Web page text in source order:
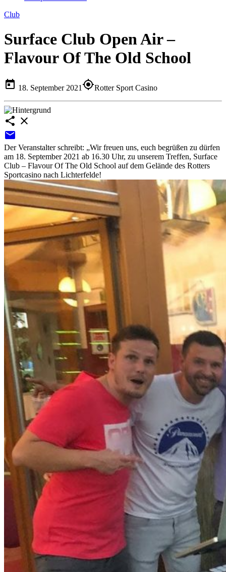
Club
Surface Club Open Air –
Flavour Of The Old School
today 18. September 2021 my_locationRotter Sport Casino
share close
email
Der Veranstalter schreibt: „Wir freuen uns, euch begrüßen zu dürfen
am 18. September 2021 ab 16.30 Uhr, zu unserem Treffen, Surface
Club – Flavour Of The Old School auf dem Gelände des Rotters
Sportcasino nach Lichterfelde!